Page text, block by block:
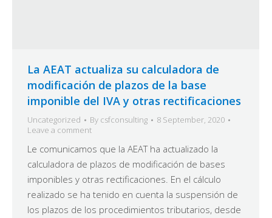
La AEAT actualiza su calculadora de
modificación de plazos de la base
imponible del IVA y otras rectificaciones
Uncategorized By csfconsulting
8 September, 2020
Leave a comment
Le comunicamos que la AEAT ha actualizado la
calculadora de plazos de modificación de bases
imponibles y otras rectificaciones. En el cálculo
realizado se ha tenido en cuenta la suspensión de
los plazos de los procedimientos tributarios, desde